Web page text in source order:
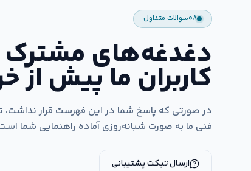
۰۸سوالات متداول
دغدغه‌های مشترک
کاربران ما پیش از
در صورتی که پاسخ شما در این فهرست قرار نداشت،
فنی ما به صورت شبانه‌روزی آماده راهنمایی شما
ارسال تیکت پشتیبانی